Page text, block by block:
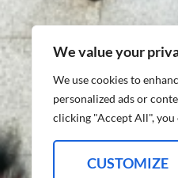
We value your
We use cookies to
personalized ads or
clicking "Accept All", you
CUSTOMIZE